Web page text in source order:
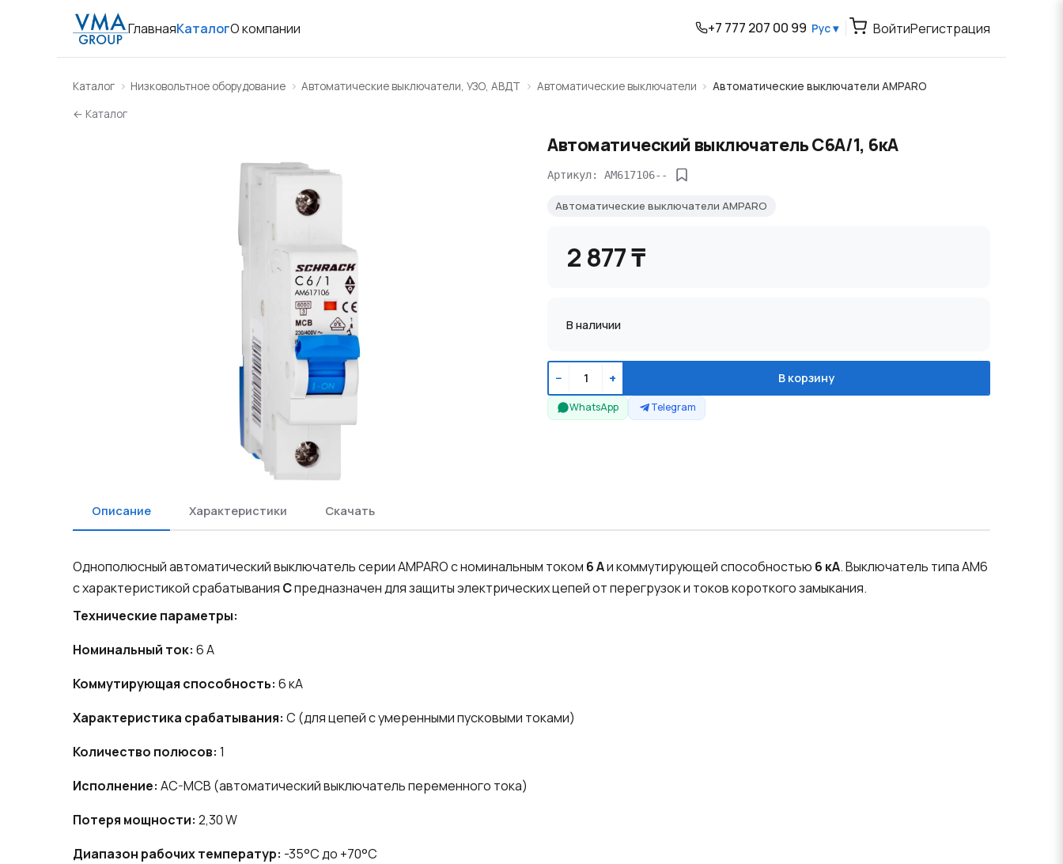
ГлавнаяКаталогО компании +7 777 207 00 99 Рус ▾ ВойтиРегистрация
Каталог Низковольтное оборудование Автоматические выключатели, УЗО, АВДТ Автоматические выключатели
Автоматические выключатели AMPARO
← Каталог
Автоматический выключатель C6А/1, 6кА
Артикул: AM617106--
Автоматические выключатели AMPARO
2 877 ₸
В наличии
− + В корзину
WhatsApp Telegram
Описание Характеристики Скачать
Однополюсный автоматический выключатель серии AMPARO с номинальным током 6 Аи коммутирующей способностью 6 кА. Выключатель типа AM6
с характеристикой срабатывания Cпредназначен для защиты электрических цепей от перегрузок и токов короткого замыкания.
Технические параметры:
Номинальный ток: 6 A
Коммутирующая способность: 6 кА
Характеристика срабатывания: C (для цепей с умеренными пусковыми токами)
Количество полюсов: 1
Исполнение: AC-MCB (автоматический выключатель переменного тока)
Потеря мощности: 2,30 W
Диапазон рабочих температур: -35°C до +70°C